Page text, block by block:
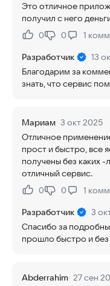
Это отличное
получил с него
Нравится:
0Не нравится:
0 1
Разработчик
13
Благодарим за
знать, что сервис
Мариам 3 окт 2025
Отличное
прост и быстро, все
получены без каких
отличный сервис.
Нравится:
0Не нравится:
0 1
Разработчик
3
Спасибо за
прошло быстро и
Abderrahim 27 сен